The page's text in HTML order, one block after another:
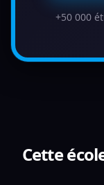
+50 000
Cette